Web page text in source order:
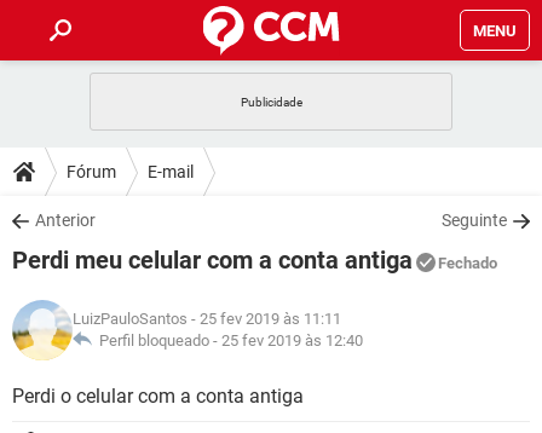
MENU
CELULAR
OUTLOOK
INSTAGRAM GMAIL
GUIA DE COMPRAS
DICAS
JOGOS
INSTAGRAM GMAIL
GUIA DE COMPRAS
DOWNLOADS
JOGOS WHATSAPP
CELULAR
OUTLOOK EXCEL
INSTAGRAM
JOGOS WHATSAPP
CELULAR
OUTLOOK EXCEL
GLOSSÁRIO
JOGOS
Fórum E-mail
Anterior Seguinte
Perdi meu celular com a conta antiga Fechado
LuizPauloSantos - 25 fev 2019 às 11:11
Perfil bloqueado - 25 fev 2019 às 12:40
Perdi o celular com a conta antiga